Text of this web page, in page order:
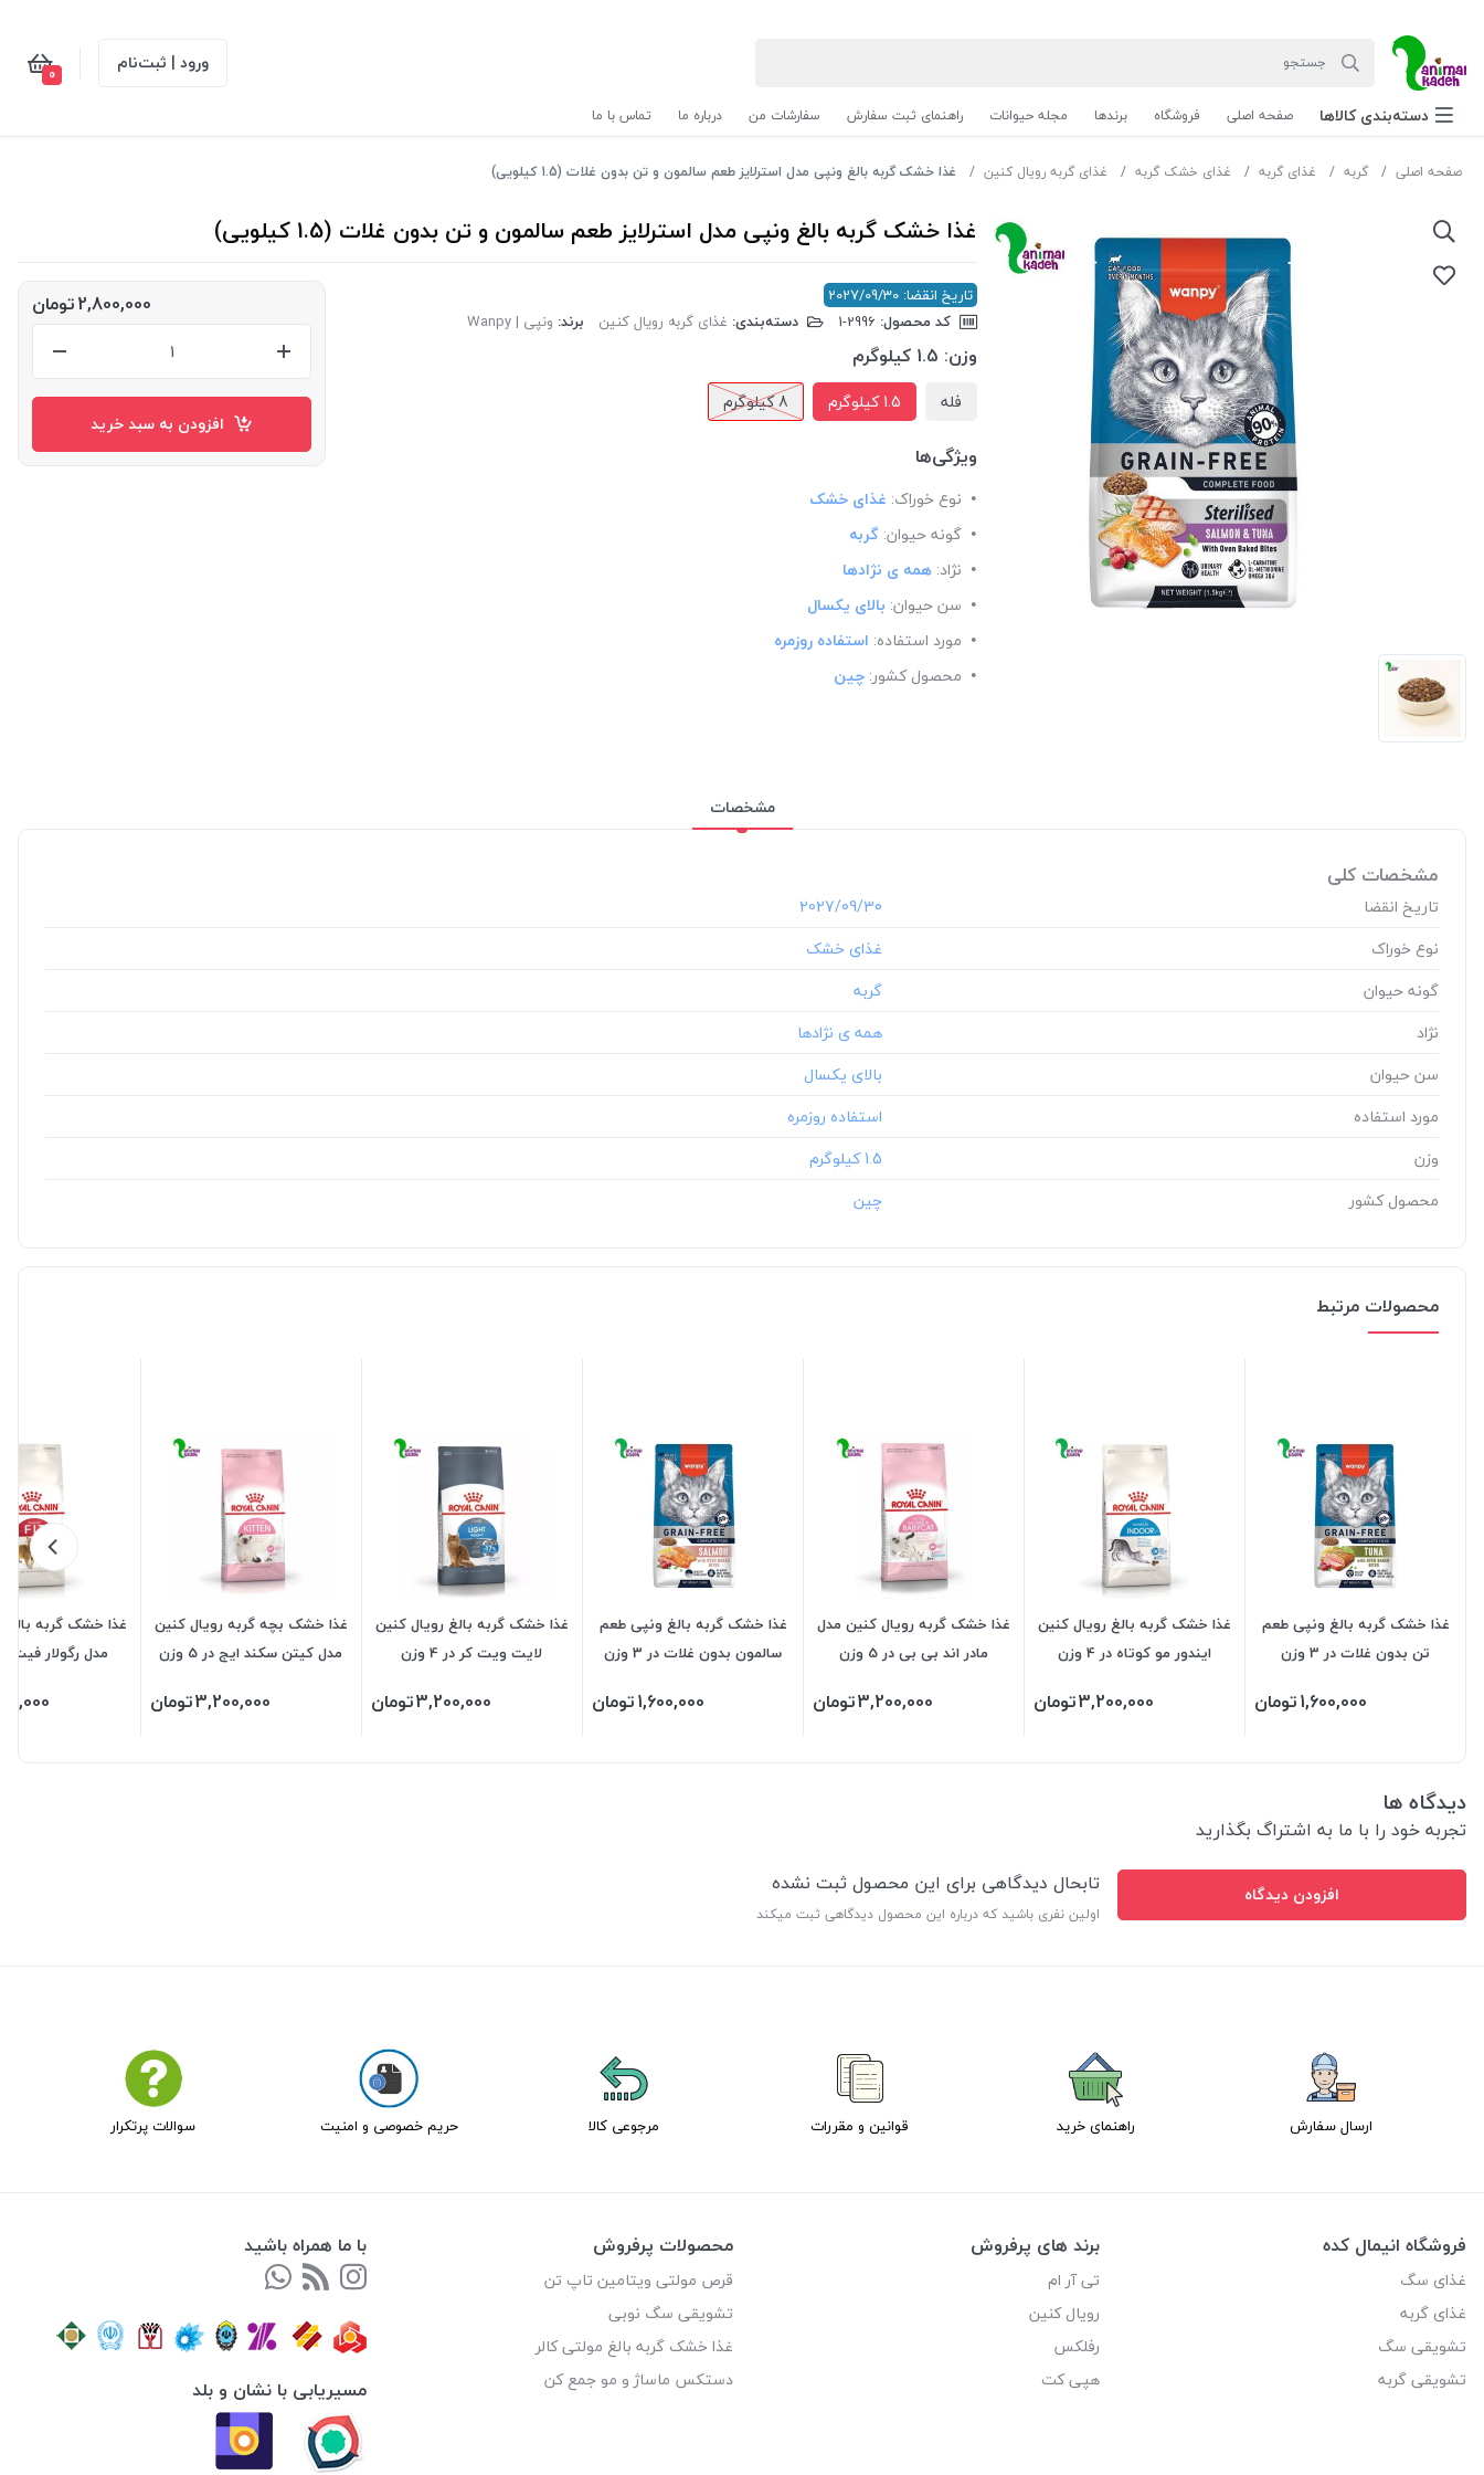
ورود | ثبت‌نام 0
دسته‌بندی‌ کالاها صفحه اصلی فروشگاه برندها مجله حیوانات راهنمای ثبت سفارش سفارشات من درباره ما تماس با ما
صفحه اصلی گربه غذای گربه غذای خشک گربه غذای گربه رویال کنین غذا خشک گربه بالغ ونپی مدل استرلایز طعم سالمون و تن بدون غلات (1.5 کیلویی)
غذا خشک گربه بالغ ونپی مدل استرلایز طعم سالمون و تن بدون غلات (1.5 کیلویی)
تاریخ انقضا: 2027/09/30
کد محصول:
دسته‌بندی: غذای گربه رویال کنین برند: ونپی | Wanpy
وزن: 1.5 کیلوگرم
فله 1.5 کیلوگرم 8 کیلوگرم
ویژگی‌ها
نوع خوراک: غذای خشک
گونه حیوان: گربه
نژاد: همه ی نژادها
سن حیوان: بالای یکسال
مورد استفاده: استفاده روزمره
محصول کشور: چین
2,800,000تومان
افزودن به سبد خرید
مشخصات
مشخصات کلی
تاریخ انقضا
‎2027/09/30
نوع خوراک
گونه حیوان
نژاد
سن حیوان
مورد استفاده
وزن
‎1.5 کیلوگرم
محصول کشور
محصولات مرتبط
غذا خشک گربه بالغ ونپی طعم
تن بدون غلات در 3 وزن
1,600,000تومان
غذا خشک گربه بالغ رویال کنین
ایندور مو کوتاه در 4 وزن
3,200,000تومان
غذا خشک گربه رویال کنین مدل
مادر اند بی بی در 5 وزن
3,200,000تومان
غذا خشک گربه بالغ ونپی طعم
سالمون بدون غلات در 3 وزن
1,600,000تومان
غذا خشک گربه بالغ رویال کنین
لایت ویت کر در 4 وزن
3,200,000تومان
غذا خشک بچه گربه رویال کنین
مدل کیتن سکند ایج در 5 وزن
3,200,000تومان
غذا خشک گربه بالغ
مدل رگولار فیت در 7
دیدگاه ها
تجربه خود را با ما به اشتراگ بگذارید
افزودن دیدگاه تابحال دیدگاهی برای این محصول ثبت نشده
اولین نفری باشید که درباره این محصول دیدگاهی ثبت میکند
ارسال سفارش راهنمای خرید قوانین و مقررات مرجوعی کالا حریم خصوصی و امنیت سوالات پرتکرار
فروشگاه انیمال کده
غذای سگ
غذای گربه
تشویقی سگ
تشویقی گربه
برند های پرفروش
تی آر ام
رویال کنین
رفلکس
هپی کت
محصولات پرفروش
قرص مولتی ویتامین تاپ تن
تشویقی سگ نوبی
غذا خشک گربه بالغ مولتی کالر
دستکس ماساژ و مو جمع کن
با ما همراه باشید
مسیریابی با نشان و بلد